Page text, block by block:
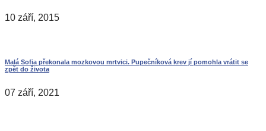
10 září, 2015
Malá Sofia překonala mozkovou mrtvici. Pupečníková krev jí pomohla vrátit se
zpět do života
07 září, 2021